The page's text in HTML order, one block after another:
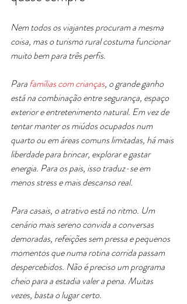
Nem todos os viajantes procuram a mesma
coisa, mas o turismo rural costuma funcionar
muito bem para três perfis.
Para famílias com crianças, o grande ganho
está na combinação entre segurança, espaço
exterior e entretenimento natural. Em vez de
tentar manter os miúdos ocupados num
quarto ou em áreas comuns limitadas, há mais
liberdade para brincar, explorar e gastar
energia. Para os pais, isso traduz-se em
menos stress e mais descanso real.
Para casais, o atrativo está no ritmo. Um
cenário mais sereno convida a conversas
demoradas, refeições sem pressa e pequenos
momentos que numa rotina corrida passam
despercebidos. Não é preciso um programa
cheio para a estadia valer a pena. Muitas
vezes, basta o lugar certo.